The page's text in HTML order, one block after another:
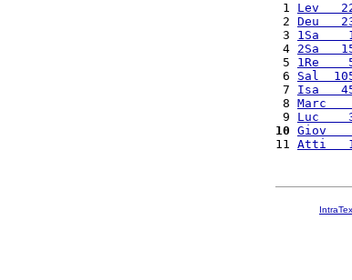
1 Lev
2 Deu
3 1Sa
4 2Sa
5 1Re
6 Sal
7 Isa
8 Marc
9 Luc
10 Giov
11 Atti